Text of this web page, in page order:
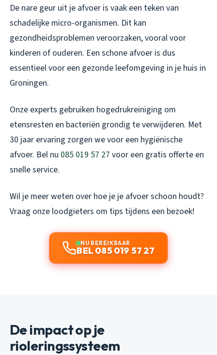
De nare geur uit je afvoer is vaak een teken van
schadelijke micro-organismen. Dit kan
gezondheidsproblemen veroorzaken, vooral voor
kinderen of ouderen. Een schone afvoer is dus
essentieel voor een gezonde leefomgeving in je huis in
Groningen.
Onze experts gebruiken hogedrukreiniging om
etensresten en bacteriën grondig te verwijderen. Met
30 jaar ervaring zorgen we voor een hygiënische
afvoer. Bel nu 085 019 57 27 voor een gratis offerte en
snelle service.
Wil je meer weten over hoe je je afvoer schoon houdt?
Vraag onze loodgieters om tips tijdens een bezoek!
NU BEREIKBAAR
BEL 085 019 57 27
De impact op je
rioleringssysteem